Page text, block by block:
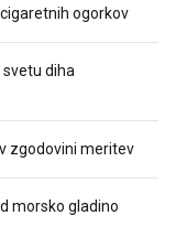
ogorkov
svetu diha
zgodovini meritev
morsko gladino